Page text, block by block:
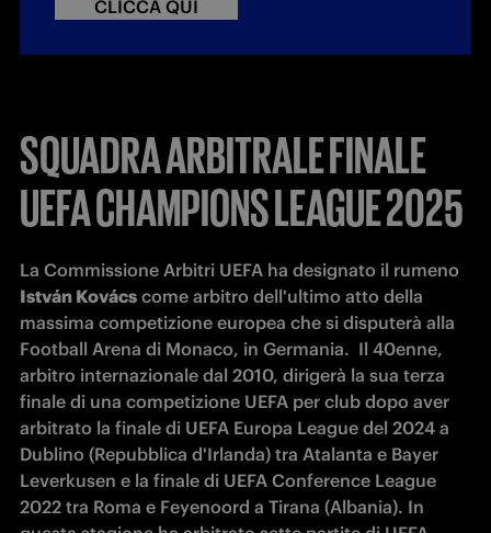
CLICCA QUI
SQUADRA ARBITRALE FINALE
UEFA CHAMPIONS LEAGUE 2025
István Kovács come arbitro dell'ultimo atto della
massima competizione europea che si disputerà alla
Football Arena di Monaco, in Germania.  Il 40enne,
arbitro internazionale dal 2010, dirigerà la sua terza
finale di una competizione UEFA per club dopo aver
arbitrato la finale di UEFA Europa League del 2024 a
Dublino (Repubblica d'Irlanda) tra Atalanta e Bayer
Leverkusen e la finale di UEFA Conference League
2022 tra Roma e Feyenoord a Tirana (Albania). In